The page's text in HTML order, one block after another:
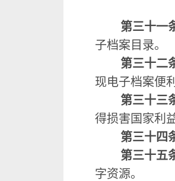
第三十一
子档案目录。
第三十二
现电子档案便
第三十三
得损害国家利
第三十四
第三十五
字资源。